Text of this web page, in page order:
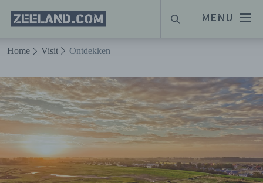
Naar hoofdinhoud
MENU
Homepage
Zeeland.com
ZOEKEN
Home Visit Ontdekken